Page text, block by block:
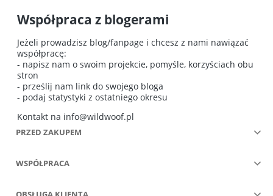
Współpraca z blogerami
Jeżeli prowadzisz blog/fanpage i chcesz z nami nawiązać
współpracę:
- napisz nam o swoim projekcie, pomyśle, korzyściach obu
stron
- prześlij nam link do swojego bloga
- podaj statystyki z ostatniego okresu
Kontakt na info@wildwoof.pl
PRZED ZAKUPEM
WSPÓŁPRACA